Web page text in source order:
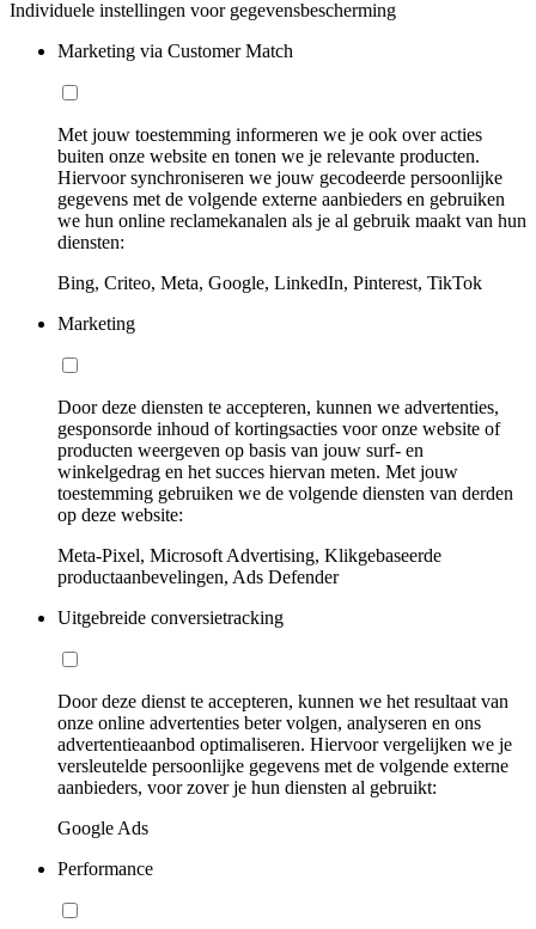
Individuele instellingen voor gegevensbescherming
Marketing via Customer Match
Met jouw toestemming informeren we je ook over acties
buiten onze website en tonen we je relevante producten.
Hiervoor synchroniseren we jouw gecodeerde persoonlijke
gegevens met de volgende externe aanbieders en gebruiken
we hun online reclamekanalen als je al gebruik maakt van hun
diensten:
Bing, Criteo, Meta, Google, LinkedIn, Pinterest, TikTok
Marketing
Door deze diensten te accepteren, kunnen we advertenties,
gesponsorde inhoud of kortingsacties voor onze website of
producten weergeven op basis van jouw surf- en
winkelgedrag en het succes hiervan meten. Met jouw
toestemming gebruiken we de volgende diensten van derden
op deze website:
Meta-Pixel, Microsoft Advertising, Klikgebaseerde
productaanbevelingen, Ads Defender
Uitgebreide conversietracking
Door deze dienst te accepteren, kunnen we het resultaat van
onze online advertenties beter volgen, analyseren en ons
advertentieaanbod optimaliseren. Hiervoor vergelijken we je
versleutelde persoonlijke gegevens met de volgende externe
aanbieders, voor zover je hun diensten al gebruikt:
Google Ads
Performance